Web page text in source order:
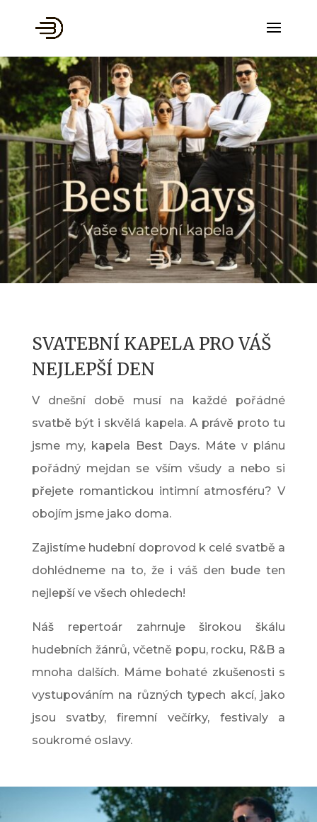
SVATEBNÍ KAPELA PRO VÁŠ
NEJLEPŠÍ DEN
V dnešní době musí na každé pořádné
svatbě být i skvělá kapela. A právě proto tu
jsme my, kapela Best Days. Máte v plánu
pořádný mejdan se vším všudy a nebo si
přejete romantickou intimní atmosféru? V
obojím jsme jako doma.
Zajistíme hudební doprovod k celé svatbě a
dohlédneme na to, že i váš den bude ten
nejlepší ve všech ohledech!
Náš repertoár zahrnuje širokou škálu
hudebních žánrů, včetně popu, rocku, R&B a
mnoha dalších. Máme bohaté zkušenosti s
vystupováním na různých typech akcí, jako
jsou svatby, firemní večírky, festivaly a
soukromé oslavy.